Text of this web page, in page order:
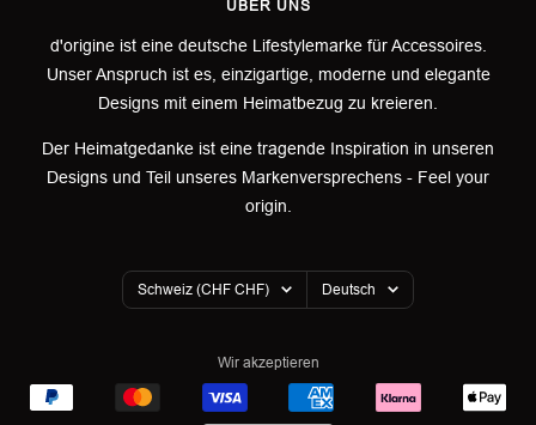
Retoure & Umtausch
Retourenportal
AGB
Widerrufsbelehrung
ÜBER UNS
d'origine ist eine deutsche Lifestylemarke für Accessoires.
Unser Anspruch ist es, einzigartige, moderne und elegante
Designs mit einem Heimatbezug zu kreieren.
Der Heimatgedanke ist eine tragende Inspiration in unseren
Designs und Teil unseres Markenversprechens - Feel your
origin.
Land/Region
Schweiz (CHF CHF) Sprache
Deutsch
Wir akzeptieren